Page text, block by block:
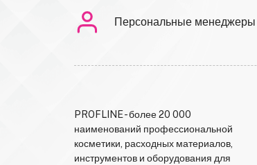
Персональные менеджеры
PROFLINE - более 20 000
наименований профессиональной
косметики, расходных материалов,
инструментов и оборудования для